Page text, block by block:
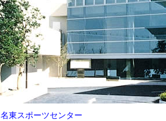
名東スポーツセンター